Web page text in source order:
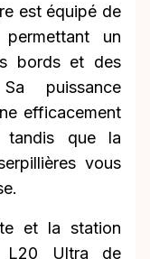
est équipé de
un
bords et des
puissance
efficacement
tandis que la
vous
et la station
L20 Ultra de